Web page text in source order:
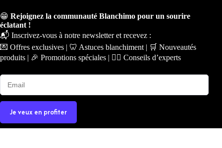
😁 Rejoignez la communauté Blanchimo pour un sourire
éclatant !
📬 Inscrivez-vous à notre newsletter et recevez :
💌 Offres exclusives | 🦷 Astuces blanchiment | 🛒 Nouveautés
produits | 🎉 Promotions spéciales | 🧑‍⚕️ Conseils d’experts
Je veux en profiter